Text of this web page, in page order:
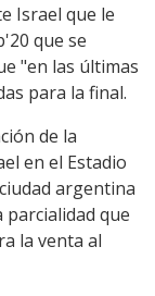
Israel que le
que se
"en las últimas
para la final.
de la
en el Estadio
argentina
parcialidad que
la venta al